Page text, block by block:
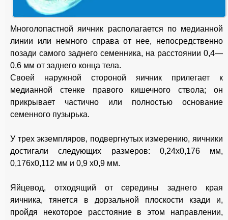
Многолопастной яичник располагается по медианной
линии или немного справа от нее, непосредственно
позади самого заднего семенника, на расстоянии 0,4—
0,6 мм от заднего конца тела.
Своей наружной стороной яичник прилегает к
медианной стенке правого кишечного ствола; он
прикрывает частично или полностью основание
семенного пузырька.
У трех экземпляров, подвергнутых измерению, яичники
достигали следующих размеров: 0,24x0,176 мм,
0,176x0,112 мм и 0,9 х0,9 мм.
Яйцевод, отходящий от середины заднего края
яичника, тянется в дорзальной плоскости кзади и,
пройдя некоторое расстояние в этом направлении,